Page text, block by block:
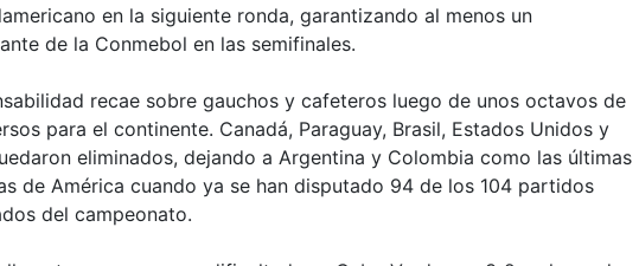
en la siguiente ronda, garantizando al menos un
de la Conmebol en las semifinales.
recae sobre gauchos y cafeteros luego de unos octavos de
para el continente. Canadá, Paraguay, Brasil, Estados Unidos y
eliminados, dejando a Argentina y Colombia como las últimas
de América cuando ya se han disputado 94 de los 104 partidos
del campeonato.